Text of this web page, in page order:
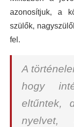
azonosítjuk, a
szülők,
fel.
A
hogy
eltűntek,